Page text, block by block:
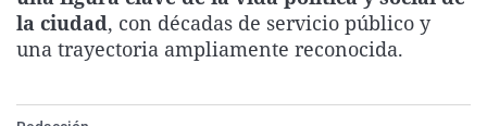
La rosa de los vientos
Gente viajera
Caso
Retornados
Extremadura
Galicia
Virales
Televisión
la ciudad, con décadas de servicio público y
una trayectoria ampliamente reconocida.